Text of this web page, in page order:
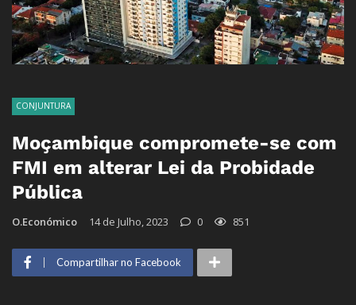
CONJUNTURA
Moçambique compromete-se com
FMI em alterar Lei da Probidade
Pública
O.Económico 14 de Julho, 2023 0 851
Compartilhar no Facebook